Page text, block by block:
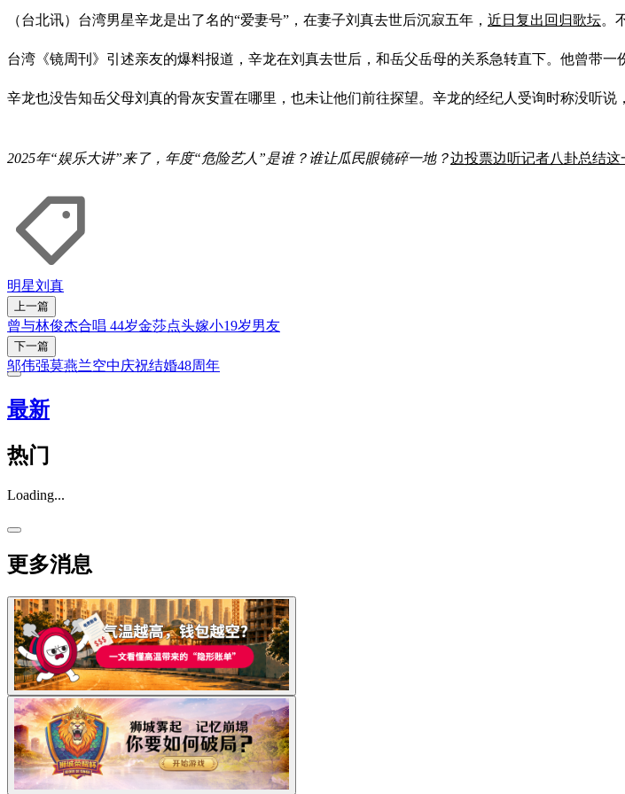
（台北讯）台湾男星辛龙是出了名的“爱妻号”，在妻子刘真去世后沉寂五年， 近日复出回归歌坛。
台湾《镜周刊》引述亲友的爆料报道，辛龙在刘真去世后，和岳父岳母的关系急转直下。他曾带
辛龙也没告知岳父母刘真的骨灰安置在哪里，也未让他们前往探望。辛龙的经纪人受询时称没听说
2025年“娱乐大讲”来了，年度“危险艺人”是谁？谁让瓜民眼镜碎一地？边投票边听记者八卦总结这
明星刘真
上一篇
曾与林俊杰合唱 44岁金莎点头嫁小19岁男友
下一篇
邬伟强莫燕兰空中庆祝结婚48周年
最新
热门
Loading...
更多消息